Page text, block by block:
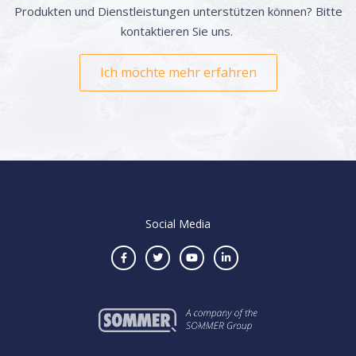
Produkten und Dienstleistungen unterstützen können? Bitte
kontaktieren Sie uns.
Ich möchte mehr erfahren
Social Media